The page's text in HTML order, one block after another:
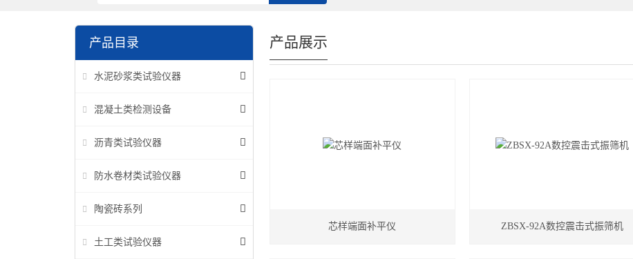
产品目录
水泥砂浆类试验仪器
混凝土类检测设备
沥青类试验仪器
防水卷材类试验仪器
陶瓷砖系列
土工类试验仪器
产品展示
芯样端面补平仪 ZBSX-92A数控震击式振筛机